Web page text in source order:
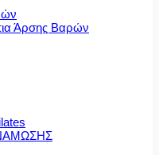
Άρσης Βαρών